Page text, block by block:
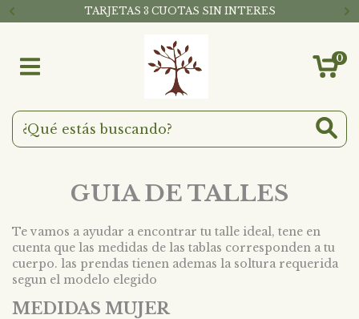
TARJETAS 3 CUOTAS SIN INTERES
0
GUIA DE TALLES
Te vamos a ayudar a encontrar tu talle ideal, tene en
cuenta que las medidas de las tablas corresponden a tu
cuerpo. las prendas tienen ademas la soltura requerida
segun el modelo elegido
MEDIDAS MUJER